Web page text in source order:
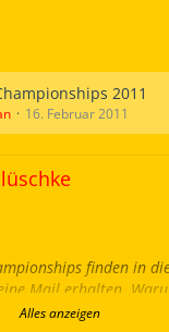
2011
16. Februar 2011
finden in
Mail erhalten.
Alles anzeigen